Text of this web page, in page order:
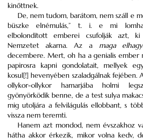
kinőttnek.
De, nem tudom, barátom, nem száll e
büszke elnémulás,” t. i. e mi
elbolondított emberei csufolják azt,
Nemzetet akarna. Az a maga
decembere. Mert, oh ha a genialis ember
papirosra kapni gondolatait, mellyek
kosul[!] hevenyében szaladgálnak fejében.
ollykor-ollykor hamarjába holmi
gyönyörködik benne, de a test sulya
mig utoljára a felvilágulás ellobbant, s
vissza nem teremti.
Hanem azt mondod, nem évszakhoz
hátha akkor érkezik, mikor volna kedv,